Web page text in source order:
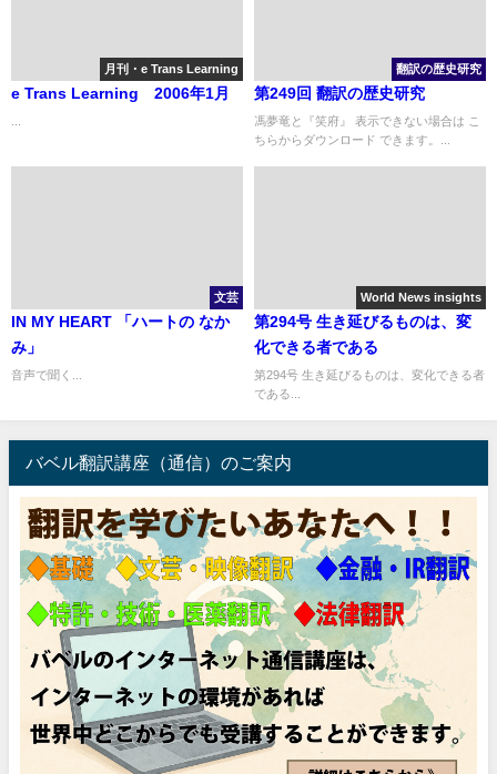
月刊・e Trans Learning
e Trans Learning 2006年1月
翻訳の歴史研究
第249回 翻訳の歴史研究
馮夢竜と『笑府』 表示できない場合は こ
ちらからダウンロード できます。...
文芸
IN MY HEART 「ハートの なか
み」
音声で聞く...
World News insights
第294号 生き延びるものは、変
化できる者である
第294号 生き延びるものは、変化できる者
である...
バベル翻訳講座（通信）のご案内